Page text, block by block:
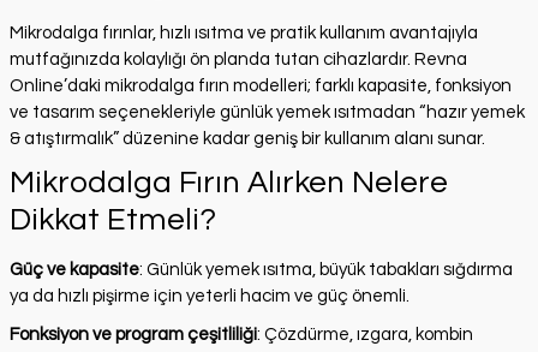
Mikrodalga fırınlar, hızlı ısıtma ve pratik kullanım avantajıyla
mutfağınızda kolaylığı ön planda tutan cihazlardır. Revna
Online’daki mikrodalga fırın modelleri; farklı kapasite, fonksiyon
ve tasarım seçenekleriyle günlük yemek ısıtmadan “hazır yemek
& atıştırmalık” düzenine kadar geniş bir kullanım alanı sunar.
Mikrodalga Fırın Alırken Nelere
Dikkat Etmeli?
Güç ve kapasite: Günlük yemek ısıtma, büyük tabakları sığdırma
ya da hızlı pişirme için yeterli hacim ve güç önemli.
Fonksiyon ve program çeşitliliği: Çözdürme, ızgara, kombin